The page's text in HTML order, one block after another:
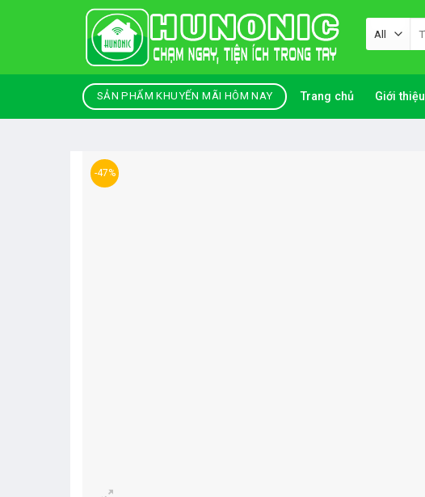
SẢN PHẨM KHUYẾN MÃI HÔM NAY Trang chủ Giới thiệu
-47%